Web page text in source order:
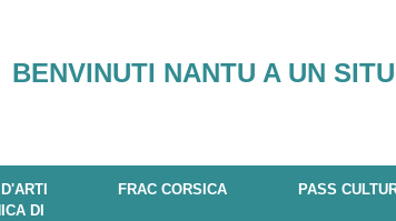
BENVINUTI NANTU A UN
DI
FRAC CORSICA PASS